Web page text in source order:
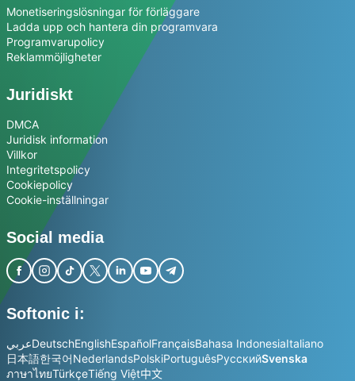
Monetiseringslösningar för förläggare
Ladda upp och hantera din programvara
Programvarupolicy
Reklammöjligheter
Juridiskt
DMCA
Juridisk information
Villkor
Integritetspolicy
Cookiepolicy
Cookie-inställningar
Social media
Softonic i:
عربيDeutschEnglishEspañolFrançaisBahasa IndonesiaItaliano
日本語한국어NederlandsPolskiPortuguêsРусскийSvenska
ภาษาไทยTürkçeTiếng Việt中文